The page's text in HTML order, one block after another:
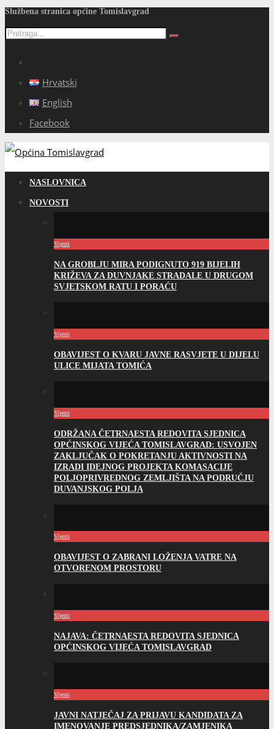
Službena stranica općine Tomislavgrad
Hrvatski
English
Facebook
NASLOVNICA
NOVOSTI
Vijesti
NA GROBLJU MIRA PODIGNUTO 919 BIJELIH
KRIŽEVA ZA DUVNJAKE STRADALE U DRUGOM
SVJETSKOM RATU I PORAĆU
Vijesti
OBAVIJEST O KVARU JAVNE RASVJETE U DIJELU
ULICE MIJATA TOMIĆA
Vijesti
ODRŽANA ČETRNAESTA REDOVITA SJEDNICA
OPĆINSKOG VIJEĆA TOMISLAVGRAD: USVOJEN
ZAKLJUČAK O POKRETANJU AKTIVNOSTI NA
IZRADI IDEJNOG PROJEKTA KOMASACIJE
POLJOPRIVREDNOG ZEMLJIŠTA NA PODRUČJU
DUVANJSKOG POLJA
Vijesti
OBAVIJEST O ZABRANI LOŽENJA VATRE NA
OTVORENOM PROSTORU
Vijesti
NAJAVA: ČETRNAESTA REDOVITA SJEDNICA
OPĆINSKOG VIJEĆA TOMISLAVGRAD
Vijesti
JAVNI NATJEČAJ ZA PRIJAVU KANDIDATA ZA
IMENOVANJE PREDSJEDNIKA/ZAMJENIKA